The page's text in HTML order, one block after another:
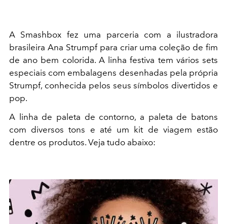
A Smashbox fez uma parceria com a ilustradora
brasileira Ana Strumpf para criar uma coleção de fim
de ano bem colorida. A linha festiva tem vários sets
especiais com embalagens desenhadas pela própria
Strumpf, conhecida pelos seus símbolos divertidos e
pop.
A linha de paleta de contorno, a paleta de batons
com diversos tons e até um kit de viagem estão
dentre os produtos. Veja tudo abaixo: